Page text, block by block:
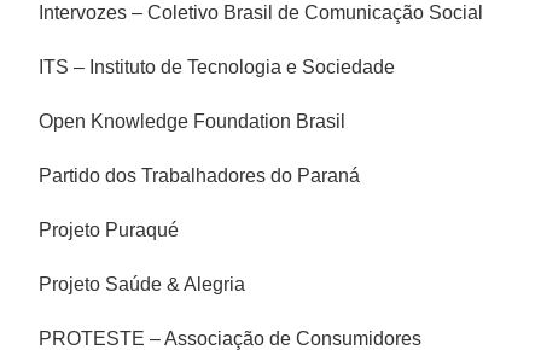
Intervozes – Coletivo Brasil de Comunicação Social
ITS – Instituto de Tecnologia e Sociedade
Open Knowledge Foundation Brasil
Partido dos Trabalhadores do Paraná
Projeto Puraqué
Projeto Saúde & Alegria
PROTESTE – Associação de Consumidores